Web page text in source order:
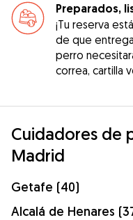
Preparados,
¡Tu reserva
de que
perro
correa, cartilla
Cuidadores de
Madrid
Getafe (40)
Alcalá de Henares